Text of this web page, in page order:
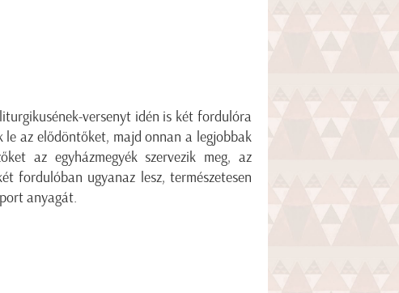
versenyt idén is két fordulóra
le az elődöntőket, majd onnan a legjobbak
az egyházmegyék szervezik meg, az
fordulóban ugyanaz lesz, természetesen
anyagát.